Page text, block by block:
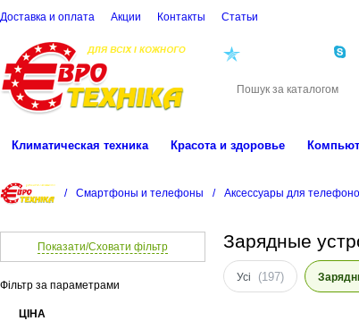
Доставка и оплата Акции Контакты Cтатьи
Климатическая техника Красота и здоровье
/ Смартфоны и телефоны / Аксессуары для
Показати/Сховати фільтр
Фільтр за параметрами
ЦІНА
Зарядные
Усі (197)